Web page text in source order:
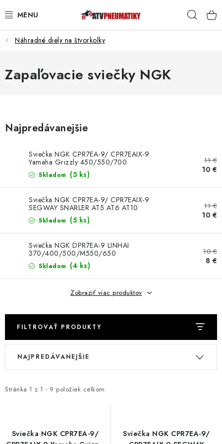
na
PNEUMATIKY
DISKY
KUFRE A BOXY
KRYTY PODVOZKU
NÁVLEKY TLMIČOV
NAVIJAKY COME UP WARN
PRÍVESY - VOZÍKY
RADLICE NA SNEH - PLUHY
NOVINKY
Náhradné diely na štvorkolky
Zapaľovacie sviečky NGK
Najpredávanejšie
Sviečka NGK CPR7EA-9/ CPR7EAIX-9
Yamaha Grizzly 450/550/700
Skladom (5 ks)
11 €
10 €
Sviečka NGK CPR7EA-9/ CPR7EAIX-9
SEGWAY SNARLER AT5 AT6 AT10
Skladom (5 ks)
11 €
10 €
Sviečka NGK DPR7EA-9 LINHAI
370/400/500/M550/650
Skladom (4 ks)
10 €
8 €
Zobraziť viac produktov
FILTROVAŤ PRODUKTY
V
i
Stránka 1 z 1 - 9 položiek celkom
R
e
NAJPREDÁVANEJŠIE
Sviečka NGK CPR7EA-9/
Sviečka NGK CPR7EA-9/